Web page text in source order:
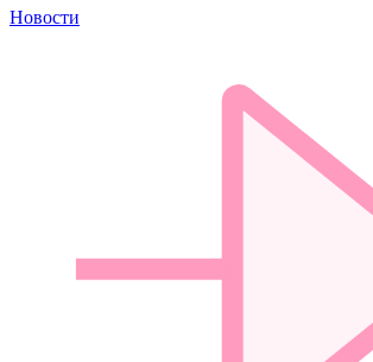
Новости